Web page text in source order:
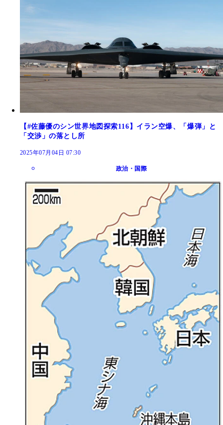
【#佐藤優のシン世界地図探索116】イラン空爆、「爆弾」と
「交渉」の落とし所
2025年07月04日 07:30
政治・国際